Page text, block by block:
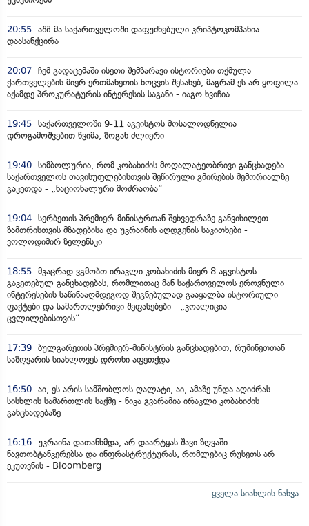
20:55 აშშ-მა საქართველოში დაფუძნებული კრიპტოკომპანია
დაასანქცირა
20:07 ჩემ გადაცემაში ისეთი შემზარავი ისტორიები თქმულა
ქართველების მიერ ერთმანეთის ხოცვის შესახებ, მაგრამ ეს არ ყოფილა
აქამდე პროკურატურის ინტერესის საგანი - იაგო ხვიჩია
19:45 საქართველოში 9-11 აგვისტოს მოსალოდნელია
დროგამოშვებით წვიმა, ზოგან ძლიერი
19:40 სიმბოლურია, რომ კობახიძის მოღალატეობრივი განცხადება
საქართველოს თავისუფლებისთვის შეწირული გმირების მემორიალზე
გაკეთდა - „ნაციონალური მოძრაობა“
19:04 სერბეთის პრემიერ-მინისტრთან შეხვედრაზე განვიხილეთ
ზამთრისთვის მზადებისა და უკრაინის აღდგენის საკითხები -
ვოლოდიმირ ზელენსკი
18:55 მკაცრად ვგმობთ ირაკლი კობახიძის მიერ 8 აგვისტოს
გაკეთებულ განცხადებას, რომლითაც მან საქართველოს ეროვნული
ინტერესების საწინააღმდეგოდ შეგნებულად გააყალბა ისტორიული
ფაქტები და სამართლებრივი შეფასებები - „კოალიცია
ცვლილებისთვის“
17:39 ბულგარეთის პრემიერ-მინისტრის განცხადებით, რუმინეთთან
საზღვარის სიახლოვეს დრონი აფეთქდა
16:50 აი, ეს არის სამშობლოს ღალატი, აი, ამაზე უნდა აღიძრას
სისხლის სამართლის საქმე - ნიკა გვარამია ირაკლი კობახიძის
განცხადებაზე
16:16 უკრაინა დათანხმდა, არ დაარტყას შავი ზღვაში
ნავთობტანკერებსა და ინფრასტრუქტურას, რომლებიც რუსეთს არ
ეკუთვნის - Bloomberg
ყველა სიახლის ნახვა